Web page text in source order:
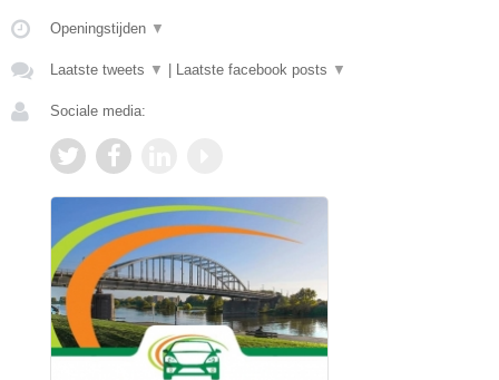
Openingstijden ▼
Laatste tweets ▼ Laatste facebook posts ▼
Sociale media: